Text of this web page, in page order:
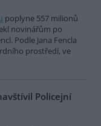
poplyne 557 milionů
novinářům po
Podle Jana Fencla
prostředí, ve
Policejní